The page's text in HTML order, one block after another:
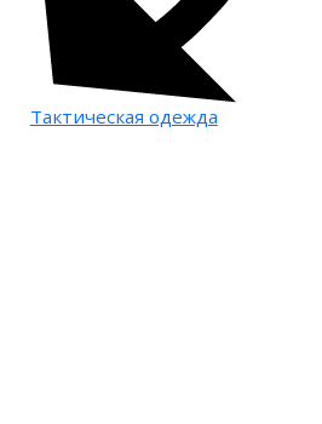
Тактическая одежда